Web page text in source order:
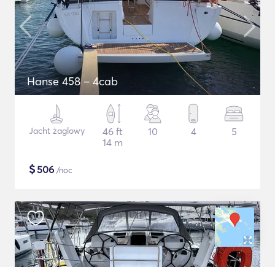
Hanse 458 – 4cab
Jacht żaglowy
46 ft
14 m
10 4 5
$506 /noc